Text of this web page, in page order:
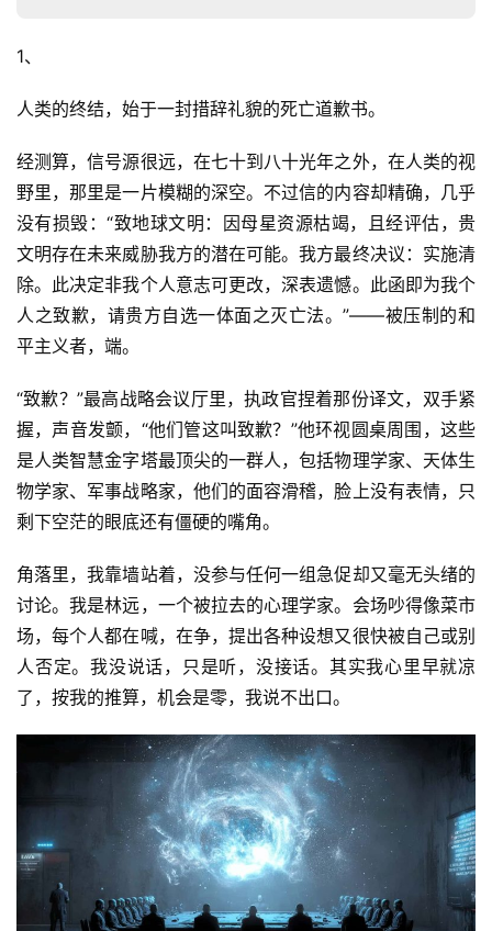
1、
人类的终结，始于一封措辞礼貌的死亡道歉书。
经测算，信号源很远，在七十到八十光年之外，在人类的视
野里，那里是一片模糊的深空。不过信的内容却精确，几乎
没有损毁：“致地球文明：因母星资源枯竭，且经评估，贵
文明存在未来威胁我方的潜在可能。我方最终决议：实施清
除。此决定非我个人意志可更改，深表遗憾。此函即为我个
人之致歉，请贵方自选一体面之灭亡法。”——被压制的和
平主义者，端。
“致歉？”最高战略会议厅里，执政官捏着那份译文，双手紧
握，声音发颤，“他们管这叫致歉？”他环视圆桌周围，这些
是人类智慧金字塔最顶尖的一群人，包括物理学家、天体生
物学家、军事战略家，他们的面容滑稽，脸上没有表情，只
剩下空茫的眼底还有僵硬的嘴角。
角落里，我靠墙站着，没参与任何一组急促却又毫无头绪的
讨论。我是林远，一个被拉去的心理学家。会场吵得像菜市
场，每个人都在喊，在争，提出各种设想又很快被自己或别
人否定。我没说话，只是听，没接话。其实我心里早就凉
了，按我的推算，机会是零，我说不出口。